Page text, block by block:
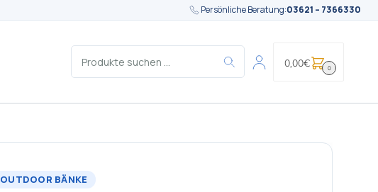
Persönliche Beratung:03621 – 7366330
0,00€ 0
OUTDOOR BÄNKE